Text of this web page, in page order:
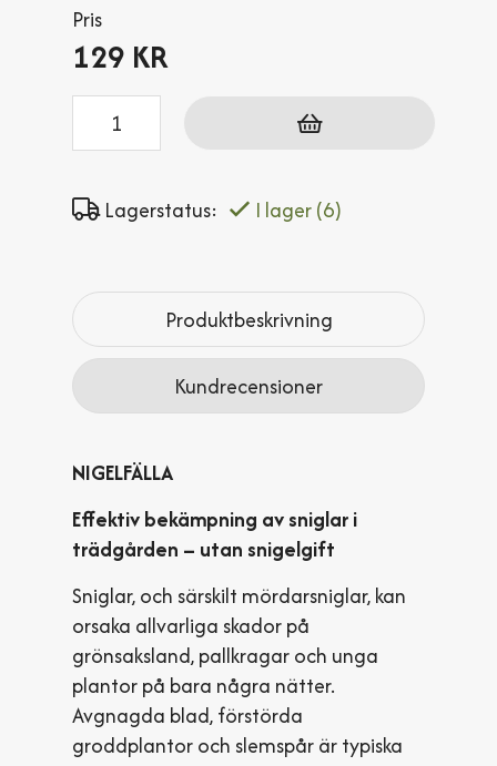
Pris
129 KR
Antal
Lagerstatus: I lager(6)
Produktbeskrivning
Kundrecensioner
NIGELFÄLLA
Effektiv bekämpning av sniglar i
trädgården – utan snigelgift
Sniglar, och särskilt mördarsniglar, kan
orsaka allvarliga skador på
grönsaksland, pallkragar och unga
plantor på bara några nätter.
Avgnagda blad, förstörda
groddplantor och slemspår är typiska